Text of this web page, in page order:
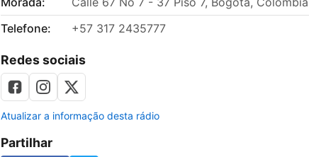
Telefone:
+57 317 2435777
Redes sociais
Atualizar a informação desta rádio
Partilhar